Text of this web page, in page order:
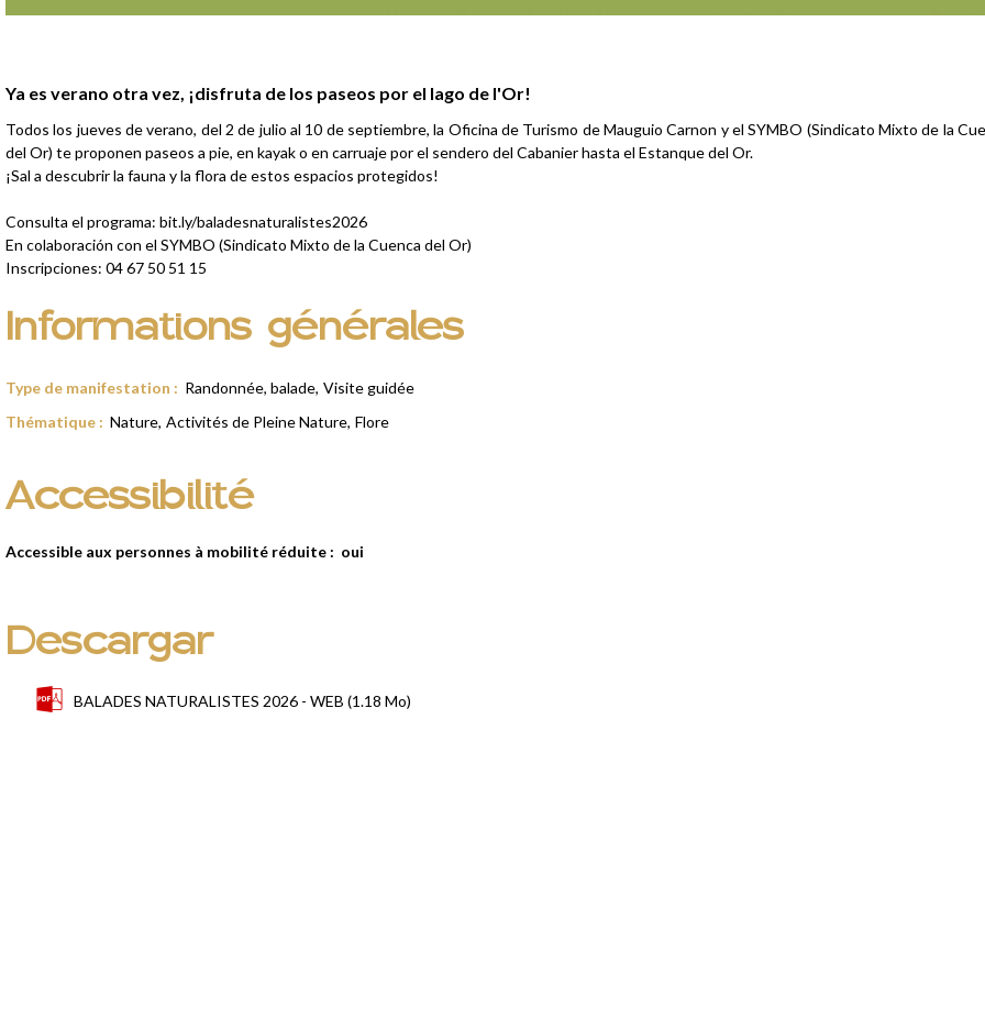
Presentación
Ya es verano otra vez, ¡disfruta de los paseos por el lago de l'Or!
Todos los jueves de verano, del 2 de julio al 10 de septiembre, la Oficina de Turismo de Mauguio Carnon y el SYMBO (Sindicato Mixto de la
del Or) te proponen paseos a pie, en kayak o en carruaje por el sendero del Cabanier hasta el Estanque del Or.
¡Sal a descubrir la fauna y la flora de estos espacios protegidos!
Consulta el programa: bit.ly/baladesnaturalistes2026
En colaboración con el SYMBO (Sindicato Mixto de la Cuenca del Or)
Inscripciones: 04 67 50 51 15
Informations générales
Type de manifestation : Randonnée, balade Visite guidée
Thématique : Nature Activités de Pleine Nature Flore
Accessibilité
Accessible aux personnes à mobilité réduite : oui
Descargar
BALADES NATURALISTES 2026 - WEB (1.18 Mo)